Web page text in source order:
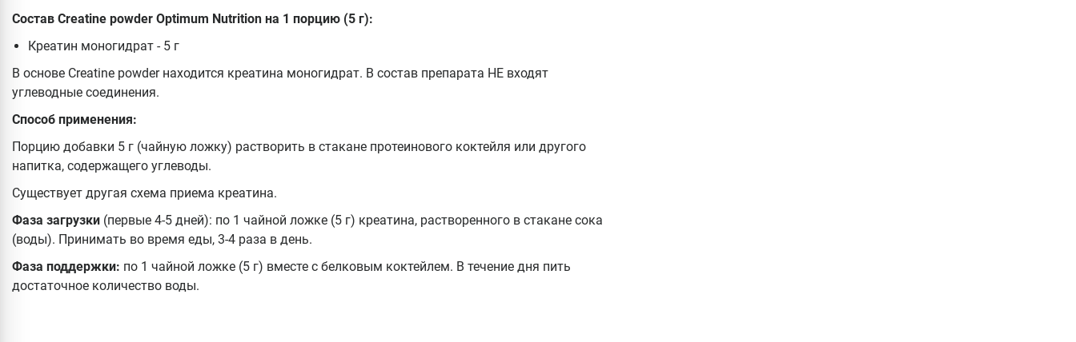
Состав Creatine powder Optimum Nutrition на 1 порцию (5 г):
Креатин моногидрат - 5 г
В основе Creatine powder находится креатина моногидрат. В состав препарата НЕ входят
углеводные соединения.
Способ применения:
Порцию добавки 5 г (чайную ложку) растворить в стакане протеинового коктейля или другого
напитка, содержащего углеводы.
Существует другая схема приема креатина.
Фаза загрузки (первые 4-5 дней): по 1 чайной ложке (5 г) креатина, растворенного в стакане сока
(воды). Принимать во время еды, 3-4 раза в день.
Фаза поддержки: по 1 чайной ложке (5 г) вместе с белковым коктейлем. В течение дня пить
достаточное количество воды.